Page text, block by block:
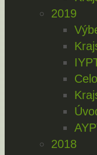
2019
2018